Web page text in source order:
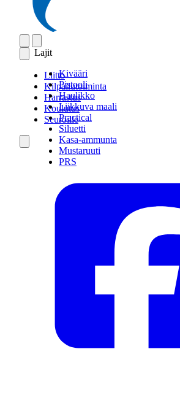
Lajit
Kivääri
Pistooli
Haulikko
Liikkuva maali
Practical
Siluetti
Kasa-ammunta
Mustaruuti
PRS
Liitto
Kilpailutoiminta
Harrastus
Koulutus
Seuroille